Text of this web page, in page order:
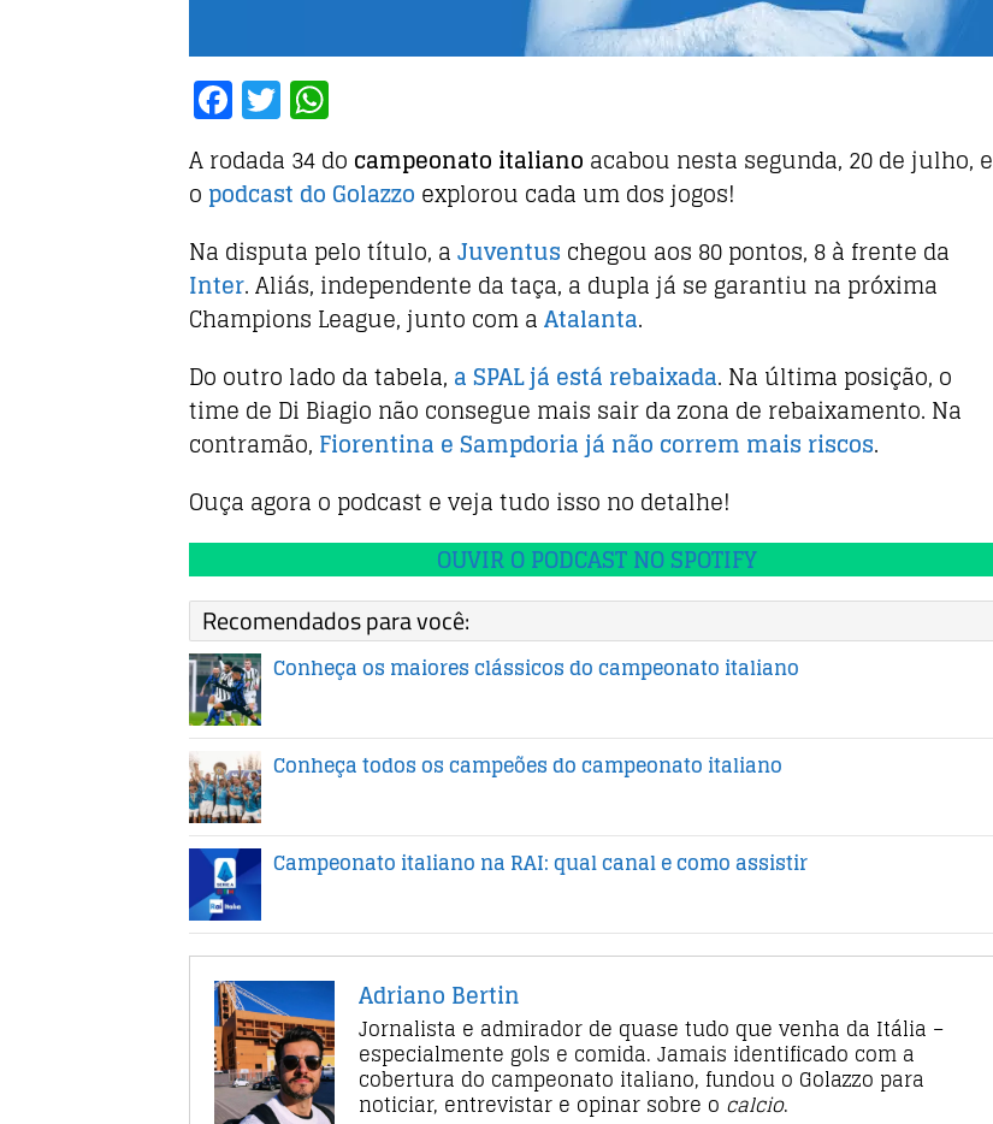
F
a
c
e
b
o
o
k
T
w
it
te
r
h
at
s
A
p
p
A rodada 34 do campeonato italiano acabou nesta segunda, 20 de julho, e
o podcast do Golazzo explorou cada um dos jogos!
Na disputa pelo título, aJuventus chegou aos 80 pontos, 8 à frente da
Inter. Aliás, independente da taça, a dupla já se garantiu na próxima
Champions League, junto com aAtalanta.
Do outro lado da tabela, a SPAL já está rebaixada. Na última posição, o
time de Di Biagio não consegue mais sair da zona de rebaixamento. Na
contramão, Fiorentina e Sampdoria já não correm mais riscos.
Ouça agora o podcast e veja tudo isso no detalhe!
OUVIR O PODCAST NO SPOTIFY
Recomendados para você:
Conheça os maiores clássicos do campeonato italiano
Conheça todos os campeões do campeonato italiano
Campeonato italiano na RAI: qual canal e como assistir
Adriano Bertin
Jornalista e admirador de quase tudo que venha da Itália –
especialmente gols e comida. Jamais identificado com a
cobertura do campeonato italiano, fundou o Golazzo para
noticiar, entrevistar e opinar sobre o calcio.